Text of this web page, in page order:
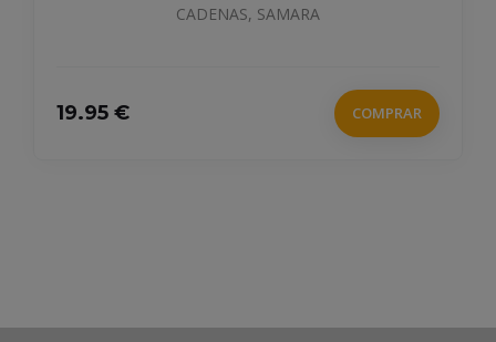
CADENAS, SAMARA
19.95 € COMPRAR